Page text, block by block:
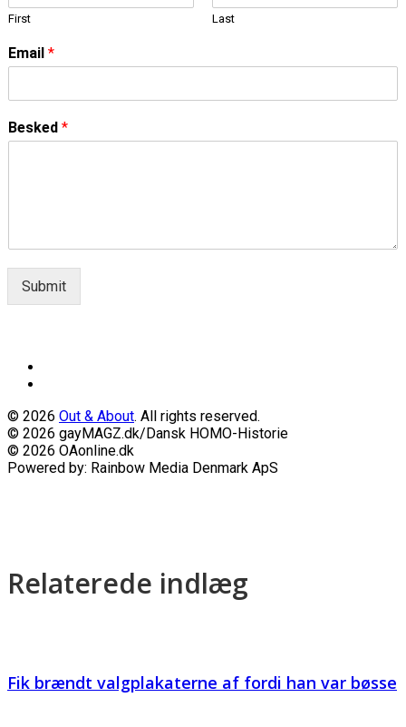
First Last
Email *
Besked *
Submit
© 2026 Out & About. All rights reserved.
© 2026 gayMAGZ.dk/Dansk HOMO-Historie
© 2026 OAonline.dk
Powered by: Rainbow Media Denmark ApS
Relaterede indlæg
Fik brændt valgplakaterne af fordi han var bøsse